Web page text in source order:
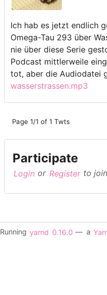
Ich hab es jetzt endlich
Omega-Tau 293 über
nie über diese Serie
Podcast mittlerweile
tot, aber die Audiodatei
wasserstrassen.mp3
Page 1/1 of 1 Twts
Participate
Login or Register to
Running yarnd 0.16.0 — a